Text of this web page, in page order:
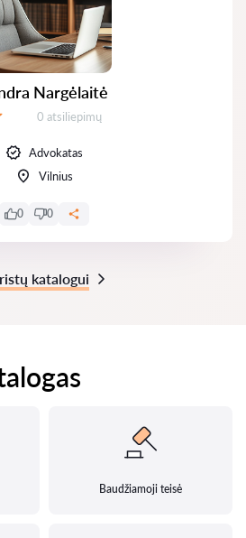
Nargėlaitė
Atsiliepimų:
0 atsiliepimų
Advokatas
Vilnius
0 0
katalogui
Baudžiamoji teisė